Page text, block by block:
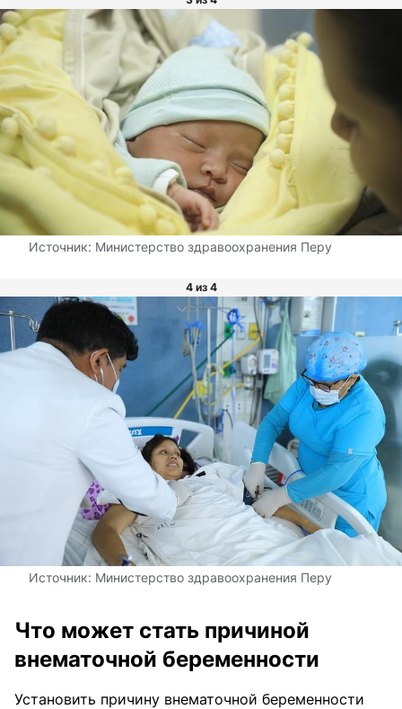
Источник: Министерство здравоохранения Перу
4 из 4
Источник: Министерство здравоохранения Перу
Что может стать причиной
внематочной беременности
Установить причину внематочной беременности